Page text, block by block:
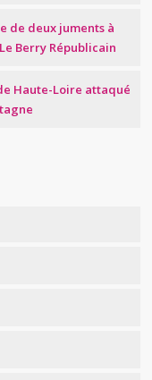
de deux juments à
Berry Républicain
Haute-Loire attaqué